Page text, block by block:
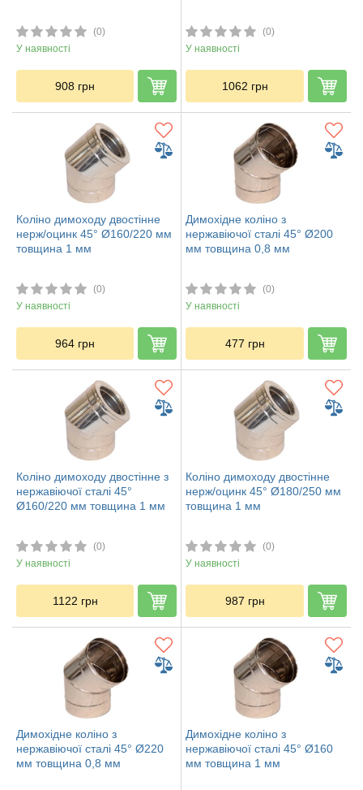
(0)
У наявності
908 грн
(0)
У наявності
1062 грн
Коліно димоходу двостінне
нерж/оцинк 45° Ø160/220 мм
товщина 1 мм
(0)
У наявності
964 грн
Димохідне коліно з
нержавіючої сталі 45° Ø200
мм товщина 0,8 мм
(0)
У наявності
477 грн
Коліно димоходу двостінне з
нержавіючої сталі 45°
Ø160/220 мм товщина 1 мм
(0)
У наявності
1122 грн
Коліно димоходу двостінне
нерж/оцинк 45° Ø180/250 мм
товщина 1 мм
(0)
У наявності
987 грн
Димохідне коліно з
нержавіючої сталі 45° Ø220
мм товщина 0,8 мм
Димохідне коліно з
нержавіючої сталі 45° Ø160
мм товщина 1 мм